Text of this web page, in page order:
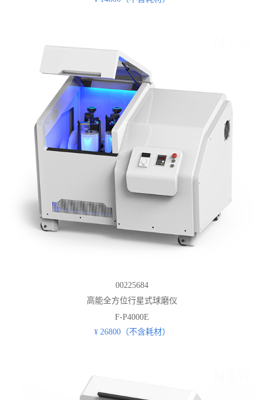
00225684
高能全方位行星式球磨仪
F-P4000E
¥ 26800（不含耗材）